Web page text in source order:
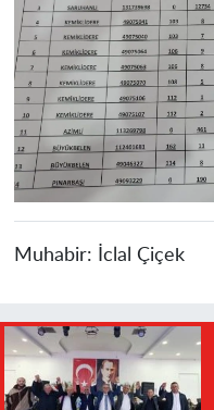
Muhabir: İclal Çiçek